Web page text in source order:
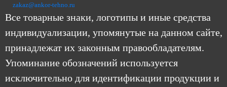
zakaz@ankor-tehno.ru
Все товарные знаки, логотипы и иные средства
индивидуализации, упомянутые на данном сайте,
принадлежат их законным правообладателям.
Упоминание обозначений используется
исключительно для идентификации продукции и